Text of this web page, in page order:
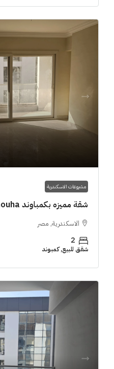
مشروعات الاسكندرية
شقة مميزه بكمباوند 129m Grand View smouha
الاسكندرية, مصر
2
شقق للبيع, كمبوند